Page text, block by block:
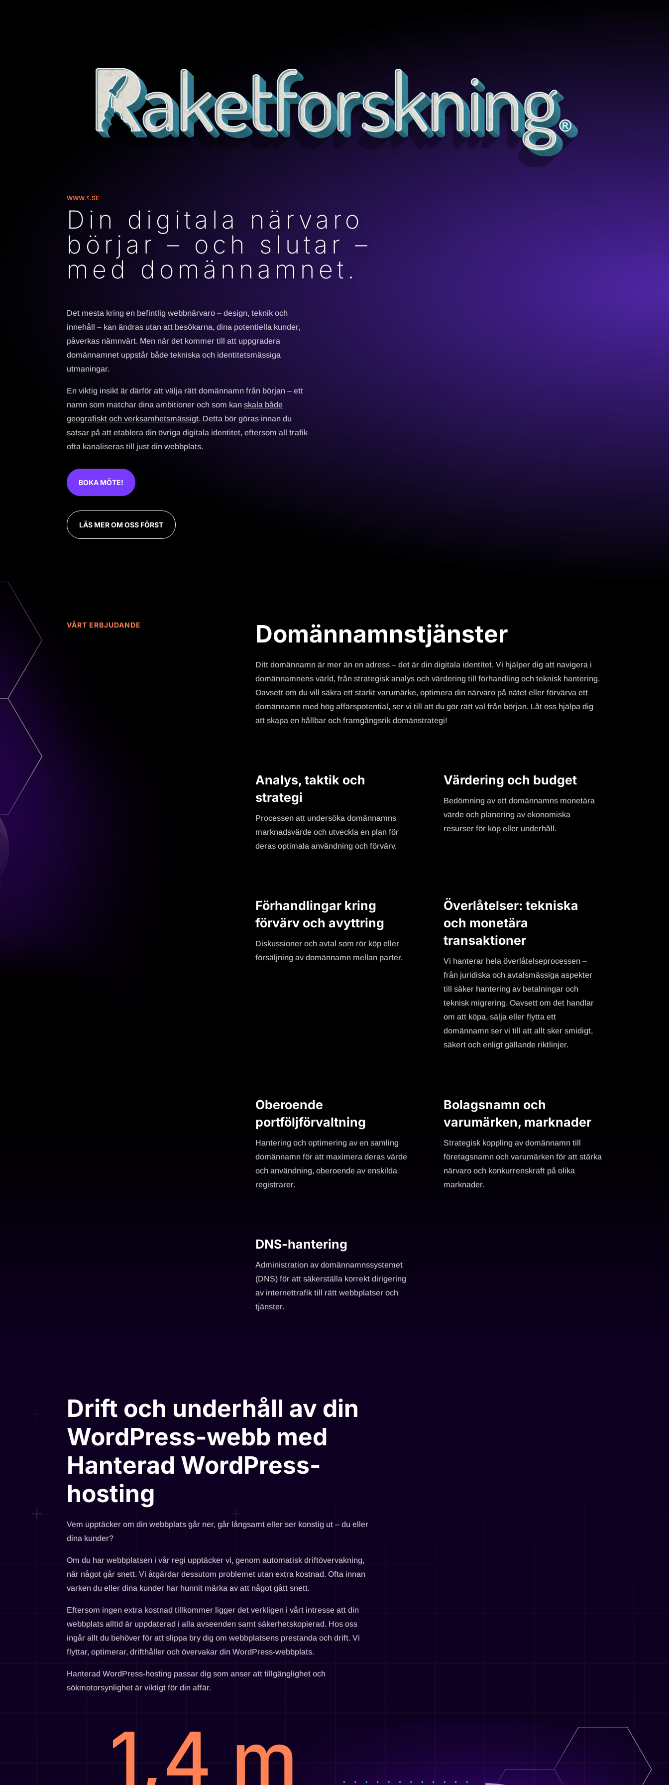
WWW. .SE
Din digitala närvaro
börjar – och slutar –
med domännamnet.
Det mesta kring en befintlig webbnärvaro – design, teknik och
innehåll – kan ändras utan att besökarna, dina potentiella kunder,
påverkas nämnvärt. Men när det kommer till att uppgradera
domännamnet uppstår både tekniska och identitetsmässiga
utmaningar.
En viktig insikt är därför att välja rätt domännamn från början – ett
namn som matchar dina ambitioner och som kanskala både
geografiskt och verksamhetsmässigt. Detta bör göras innan du
satsar på att etablera din övriga digitala identitet, eftersom all trafik
ofta kanaliseras till just din webbplats.
BOKA MÖTE!
LÄS MER OM OSS FÖRST
VÅRT ERBJUDANDE Domännamnstjänster
Ditt domännamn är mer än en adress – det är din digitala identitet. Vi hjälper dig att navigera i
domännamnens värld, från strategisk analys och värdering till förhandling och teknisk hantering.
Oavsett om du vill säkra ett starkt varumärke, optimera din närvaro på nätet eller förvärva ett
domännamn med hög affärspotential, ser vi till att du gör rätt val från början. Låt oss hjälpa dig
att skapa en hållbar och framgångsrik domänstrategi!
Analys, taktik och
strategi
Processen att undersöka domännamns
marknadsvärde och utveckla en plan för
deras optimala användning och förvärv.
Värdering och budget
Bedömning av ett domännamns monetära
värde och planering av ekonomiska
resurser för köp eller underhåll.
Förhandlingar kring
förvärv och avyttring
Diskussioner och avtal som rör köp eller
försäljning av domännamn mellan parter.
Överlåtelser: tekniska
och monetära
transaktioner
Vi hanterar hela överlåtelseprocessen –
från juridiska och avtalsmässiga aspekter
till säker hantering av betalningar och
teknisk migrering. Oavsett om det handlar
om att köpa, sälja eller flytta ett
domännamn ser vi till att allt sker smidigt,
säkert och enligt gällande riktlinjer.
Oberoende
portföljförvaltning
Hantering och optimering av en samling
domännamn för att maximera deras värde
och användning, oberoende av enskilda
registrarer.
Bolagsnamn och
varumärken, marknader
Strategisk koppling av domännamn till
företagsnamn och varumärken för att stärka
närvaro och konkurrenskraft på olika
marknader.
DNS-hantering
Administration av domännamnssystemet
(DNS) för att säkerställa korrekt dirigering
av internettrafik till rätt webbplatser och
tjänster.
Drift och underhåll av din
WordPress-webb med
Hanterad WordPress-
hosting
Vem upptäcker om din webbplats går ner, går långsamt eller ser konstig ut – du eller
dina kunder?
Om du har webbplatsen i vår regi upptäcker vi, genom automatisk driftövervakning,
när något går snett. Vi åtgärdar dessutom problemet utan extra kostnad. Ofta innan
varken du eller dina kunder har hunnit märka av att något gått snett.
Eftersom ingen extra kostnad tillkommer ligger det verkligen i vårt intresse att din
webbplats alltid är uppdaterad i alla avseenden samt säkerhetskopierad. Hos oss
ingår allt du behöver för att slippa bry dig om webbplatsens prestanda och drift. Vi
flyttar, optimerar, drifthåller och övervakar din WordPress-webbplats.
Hanterad WordPress-hosting passar dig som anser att tillgänglighet och
sökmotorsynlighet är viktigt för din affär.
1,4 m